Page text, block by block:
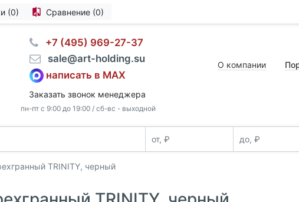
(0) Сравнение (0)
⠀+7 (495) 969-27-37
⠀sale@art-holding.su
написать в MAX
Заказать звонок менеджера
пн-пт с 9:00 до 19:00 / сб-вс - выходной
О компании
TRINITY, черный